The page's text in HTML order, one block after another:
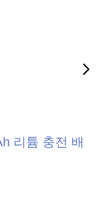
리튬 충전 배